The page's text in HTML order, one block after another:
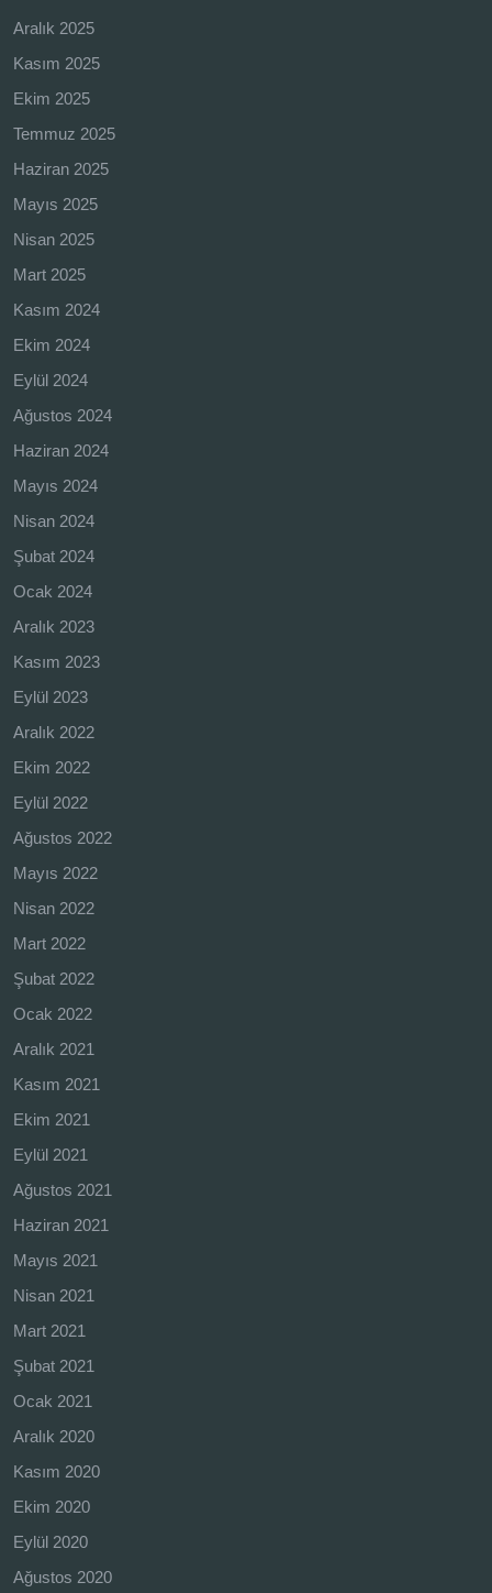
Aralık 2025
Kasım 2025
Ekim 2025
Temmuz 2025
Haziran 2025
Mayıs 2025
Nisan 2025
Mart 2025
Kasım 2024
Ekim 2024
Eylül 2024
Ağustos 2024
Haziran 2024
Mayıs 2024
Nisan 2024
Şubat 2024
Ocak 2024
Aralık 2023
Kasım 2023
Eylül 2023
Aralık 2022
Ekim 2022
Eylül 2022
Ağustos 2022
Mayıs 2022
Nisan 2022
Mart 2022
Şubat 2022
Ocak 2022
Aralık 2021
Kasım 2021
Ekim 2021
Eylül 2021
Ağustos 2021
Haziran 2021
Mayıs 2021
Nisan 2021
Mart 2021
Şubat 2021
Ocak 2021
Aralık 2020
Kasım 2020
Ekim 2020
Eylül 2020
Ağustos 2020